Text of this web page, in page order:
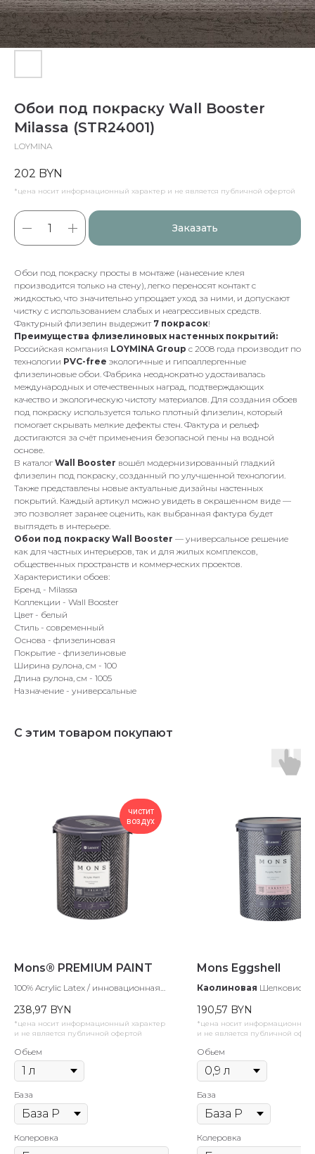
Обои под покраску Wall Booster
Milassa (STR24001)
LOYMINA
202 BYN
*цена носит информационный характер и не является публичной офертой
Заказать
Обои под покраску просты в монтаже (нанесение клея
производится только на стену), легко переносят контакт с
жидкостью, что значительно упрощает уход за ними, и допускают
чистку с использованием слабых и неагрессивных средств.
Фактурный флизелин выдержит 7 покрасок!
Преимущества флизелиновых настенных покрытий:
Российская компания LOYMINA Group с 2008 года производит по
технологии PVC-free экологичные и гипоаллергенные
флизелиновые обои. Фабрика неоднократно удостаивалась
международных и отечественных наград, подтверждающих
качество и экологическую чистоту материалов. Для создания обоев
под покраску используется только плотный флизелин, который
помогает скрывать мелкие дефекты стен. Фактура и рельеф
достигаются за счёт применения безопасной пены на водной
основе.
В каталогWall Booster вошёл модернизированный гладкий
флизелин под покраску, созданный по улучшенной технологии.
Также представлены новые актуальные дизайны настенных
покрытий. Каждый артикул можно увидеть в окрашенном виде —
это позволяет заранее оценить, как выбранная фактура будет
выглядеть в интерьере.
Обои под покраску Wall Booster — универсальное решение
как для частных интерьеров, так и для жилых комплексов,
общественных пространств и коммерческих проектов.
Характеристики обоев:
Бренд - Milassa
Коллекции - Wall Booster
Цвет - белый
Стиль - современный
Основа - флизелиновая
Покрытие - флизелиновые
Ширина рулона, см - 100
Длина рулона, см - 1005
Назначение - универсальные
С этим товаром покупают
чистит
воздух
Mons® PREMIUM PAINT
100% Acrylic Latex / инновационная
многофункциональная интерьерная
краска.в наличии, мало
238,97 BYN
*цена носит информационный характер
и не является публичной офертой
Обьем
База
Колеровка
Mons Eggshell
Каолиновая
для стенв наличии
190,57 BYN
*цена носит информационный
и не является публичной
Обьем
База
Колеровка